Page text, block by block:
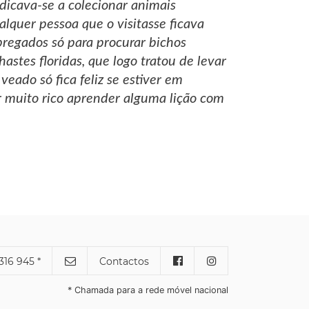
se a colecionar animais
pessoa que o visitasse ficava
só para procurar bichos
floridas, que logo tratou de levar
só fica feliz se estiver em
muito rico aprender alguma lição com
945 * Contactos
* Chamada para a rede móvel nacional